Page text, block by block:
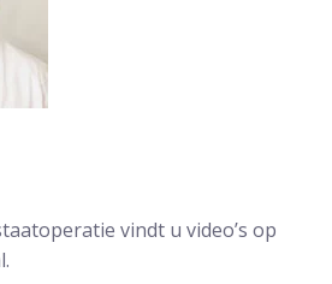
vindt u video’s op